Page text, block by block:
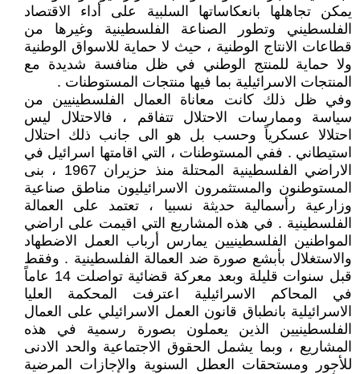
يمكن تجاهلها بانعكاساتها السلبية على أداء الاقتصاد
الفلسطيني وتطور الصناعة الفلسطينية وغيرها من
قطاعات الانتاج الوطنية ، حيث لا حماية للاسواق الوطنية
ولا حماية للمنتج الوطني في ظل منافسة شديدة مع
المنتجات الاسرائيلية بما فيها منتجات المستوطنات .
وفي ظل ذلك كانت معاناة العمال الفلسطينيين من
سياسة وممارسات الاحتلال تتفاقم ، فالاحتلال ليس
احتلالا عسكرياً وحسب بل هو الى جانب ذلك احتلال
استيطاني . ففي المستوطنات ، التي اقامتها اسرائيل في
الاراضي الفلسطينية المحتلة منذ حزيران 1967 ، بنى
المستوطنون والمستثمرون الاسرائيليون مناطق صناعية
وزارعية رأسمالية حديثة نسبيا ، تعتمد على العمالة
الفلسطينية . في هذه المشاريع التي اقيمت على اراضي
المواطنين الفلسطينيين يمارس أرباب العمل الاضطهاد
والاستغلال بأبشع صورة ضد العمالة الفلسطينية . وفقط
قبل سنوات قليلة وبعد معركة قضائية تواصلت 14 عاماً
في المحاكم الاسرائيلية اعترفت المحكمة العليا
الاسرائيلية بانطباق قانون العمل الاسرائيلي على العمال
الفلسطينيين الذين يعملون بصورة رسمية في هذه
المشاريع ، وبما يشمل الحقوق الاجتماعية والحد الادنى
للأجور ومستحقات العطل السنوية والإجازات المرضية